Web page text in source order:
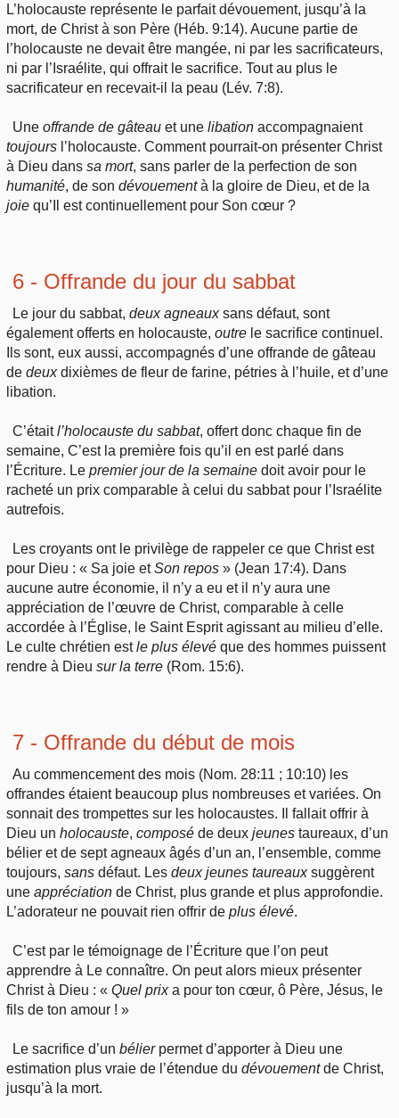
L’holocauste représente le parfait dévouement, jusqu’à la
mort, de Christ à son Père (Héb. 9:14). Aucune partie de
l’holocauste ne devait être mangée, ni par les sacrificateurs,
ni par l’Israélite, qui offrait le sacrifice. Tout au plus le
sacrificateur en recevait-il la peau (Lév. 7:8).
Une offrande de gâteau et unelibation accompagnaient
toujours l’holocauste. Comment pourrait-on présenter Christ
à Dieu dans sa mort, sans parler de la perfection de son
humanité, de son dévouementà la gloire de Dieu, et de la
joie qu’Il est continuellement pour Son cœur ?
6 - Offrande du jour du sabbat
Le jour du sabbat,deux agneauxsans défaut, sont
également offerts en holocauste, outre le sacrifice continuel.
Ils sont, eux aussi, accompagnés d’une offrande de gâteau
de deuxdixièmes de fleur de farine, pétries à l’huile, et d’une
libation.
C’étaitl’holocauste du sabbat, offert donc chaque fin de
semaine, C’est la première fois qu’il en est parlé dans
l’Écriture. Le premierjour de la semaine doit avoir pour le
racheté un prix comparable à celui du sabbat pour l’Israélite
autrefois.
Les croyants ont le privilège de rappeler ce que Christ est
pour Dieu : « Sa joie etSon repos » (Jean 17:4). Dans
aucune autre économie, il n’y a eu et il n’y aura une
appréciation de l’œuvre de Christ, comparable à celle
accordée à l’Église, le Saint Esprit agissant au milieu d’elle.
Le culte chrétien estle plus élevé que des hommes puissent
rendre à Dieu surla terre (Rom. 15:6).
7 - Offrande du début de mois
Au commencement des mois (Nom. 28:11 ; 10:10) les
offrandes étaient beaucoup plus nombreuses et variées. On
sonnait des trompettes sur les holocaustes. Il fallait offrir à
Dieu un holocauste, composé de deux jeunes taureaux, d’un
bélier et de sept agneaux âgés d’un an, l’ensemble, comme
toujours, sans défaut. Les deuxjeunes taureauxsuggèrent
une appréciation de Christ, plus grande et plus approfondie.
L’adorateur ne pouvait rien offrir de plus élevé.
C’est par le témoignage de l’Écriture que l’on peut
apprendre à Le connaître. On peut alors mieux présenter
Christ à Dieu : « Quel prixa pour ton cœur, ô Père, Jésus, le
fils de ton amour ! »
Le sacrifice d’unbélier permet d’apporter à Dieu une
estimation plus vraie de l’étendue du dévouementde Christ,
jusqu’à la mort.